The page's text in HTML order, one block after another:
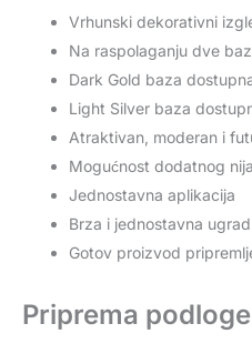
Vrhunski dekorativni
Na raspolaganju dve
Dark Gold baza
Light Silver baza
Atraktivan, moderan i
Mogućnost dodatnog
Jednostavna aplikacija
Brza i jednostavna
Gotov proizvod
Priprema podloge